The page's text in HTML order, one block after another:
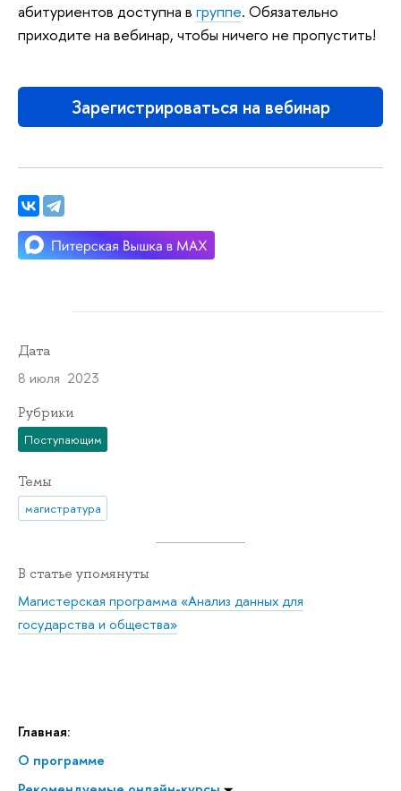
Главная:
О программе
абитуриентов доступна в группе. Обязательно
приходите на вебинар, чтобы ничего не пропустить!
Зарегистрироваться на вебинар
Дата
8 июля 2023
Рубрики
Поступающим
Темы
магистратура
В статье упомянуты
Магистерская программа «Анализ данных для
государства и общества»